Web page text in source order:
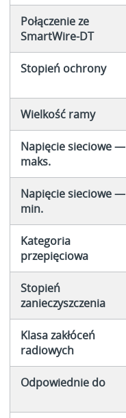
Połączenie ze
SmartWire-DT
Stopień ochrony
Wielkość ramy
Napięcie sieciowe —
maks.
Napięcie sieciowe —
min.
Kategoria
przepięciowa
Stopień
zanieczyszczenia
Klasa zakłóceń
radiowych
Odpowiednie do